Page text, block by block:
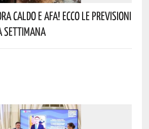
Caldo E Afa! Ecco Le Previsioni
Settimana